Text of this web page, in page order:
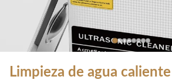
Limpieza de agua